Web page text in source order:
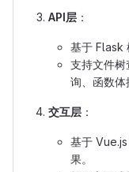
API层 ：
基于 Flask
支持文件树
询、函数体
交互层 ：
基于
果。